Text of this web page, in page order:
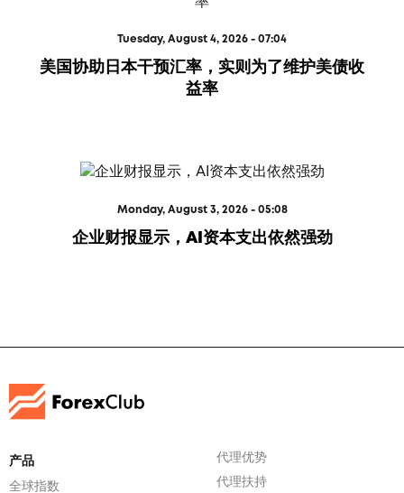
Tuesday, August 4, 2026 - 07:04
美国协助日本干预汇率，实则为了维护美债收
益率
Monday, August 3, 2026 - 05:08
企业财报显示，AI资本支出依然强劲
产品
全球指数
代理优势
代理扶持